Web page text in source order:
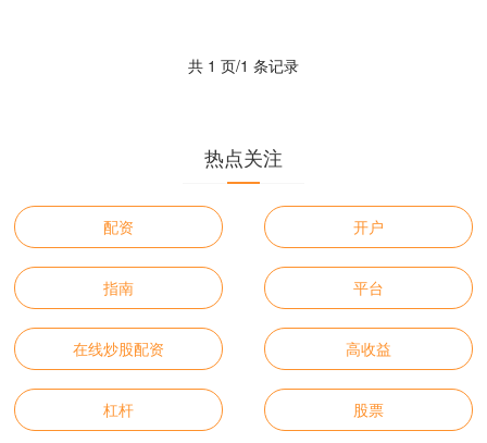
共 1 页/1 条记录
热点关注
配资 开户
指南 平台
在线炒股配资 高收益
杠杆 股票